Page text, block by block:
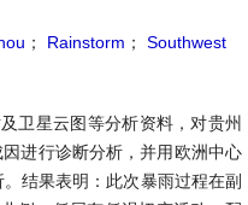
； Rainstorm ；
Southwest
卫星云图等分析资料，对贵州
进行诊断分析，并用欧洲中心
结果表明：此次暴雨过程在副